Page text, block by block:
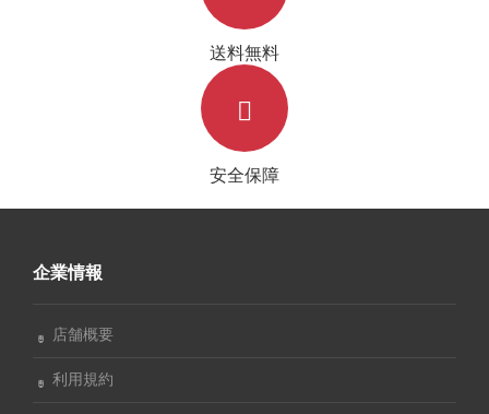
送料無料
安全保障
企業情報
店舗概要
利用規約